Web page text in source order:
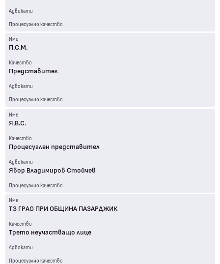
Адвокати
Процесуално качество
Име
П.С.М.
Качество
Представител
Адвокати
Процесуално качество
Име
Я.В.С.
Качество
Процесуален представител
Адвокати
Явор Владимиров Стойчев
Процесуално качество
Име
ТЗ ГРАО ПРИ ОБЩИНА ПАЗАРДЖИК
Качество
Трето неучастващо лице
Адвокати
Процесуално качество